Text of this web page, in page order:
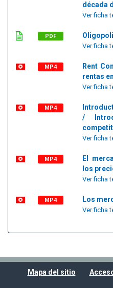
década
Ver ficha
PDF
Ver ficha
MP4
Rent
rentas
Ver ficha
MP4
/
Ver ficha
MP4
El
los
Ver ficha
MP4 Los
Ver ficha
Mapa del sitio